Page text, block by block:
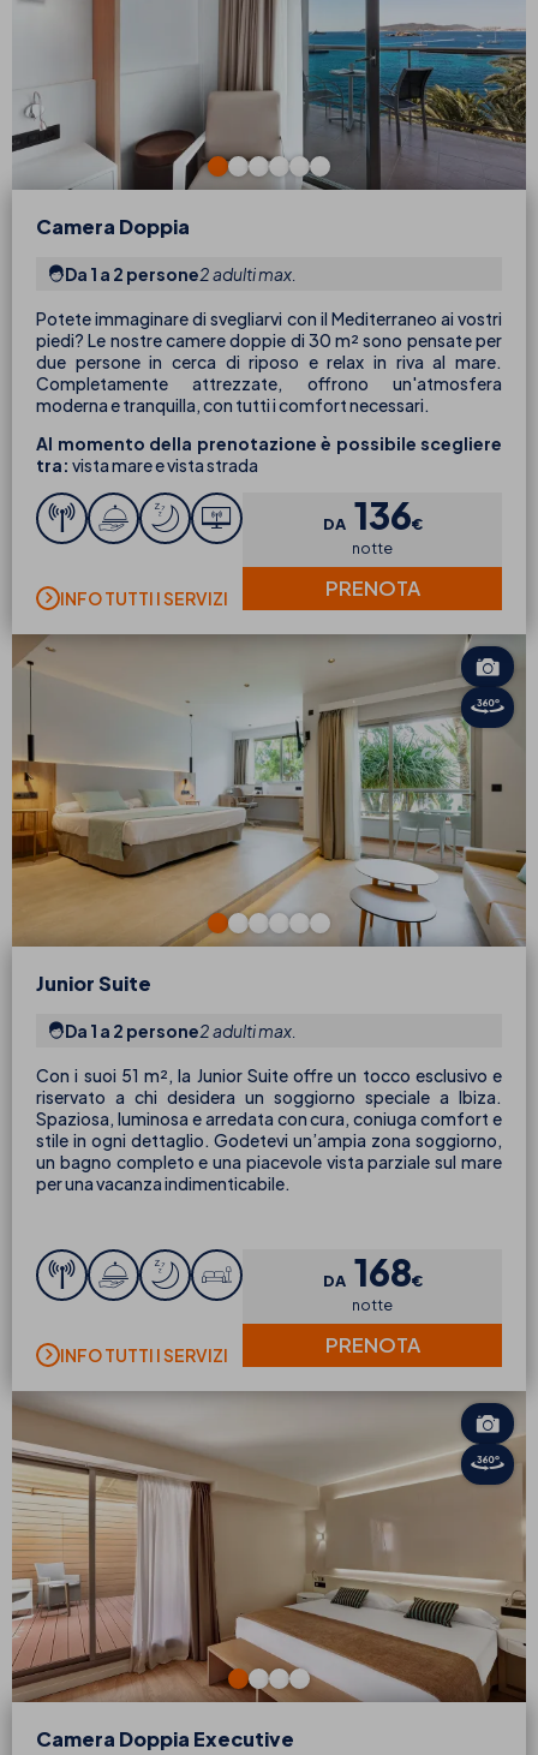
Camera Doppia
Da 1 a 2 persone2 adulti max.
Potete immaginare di svegliarvi con il Mediterraneo ai vostri
piedi? Le nostre camere doppie di 30 m² sono pensate per
due persone in cerca di riposo e relax in riva al mare.
Completamente attrezzate, offrono un'atmosfera
moderna e tranquilla, con tutti i comfort necessari.
Al momento della prenotazione è possibile scegliere
tra: vista mare e vista strada
INFO TUTTI I SERVIZI
DA 136€
notte
PRENOTA
Junior Suite
Da 1 a 2 persone2 adulti max.
Con i suoi 51 m², la Junior Suite offre un tocco esclusivo e
riservato a chi desidera un soggiorno speciale a Ibiza.
Spaziosa, luminosa e arredata con cura, coniuga comfort e
stile in ogni dettaglio. Godetevi un’ampia zona soggiorno,
un bagno completo e una piacevole vista parziale sul mare
per una vacanza indimenticabile.
INFO TUTTI I SERVIZI
DA 168€
notte
PRENOTA
Camera Doppia Executive